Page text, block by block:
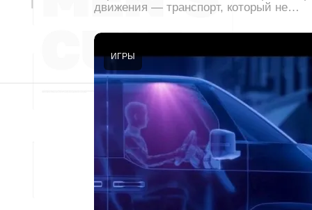
движения — транспорт, который не…
ИГРЫ